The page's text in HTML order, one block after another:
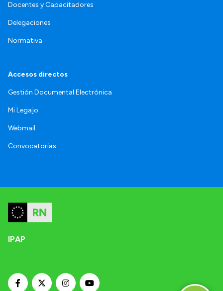
Docentes y Capacitadores
Delegaciones
Normativa
Accesos directos
Gestión Documental Electrónica
Mi Legajo
Webmail
Convocatorias
IPAP